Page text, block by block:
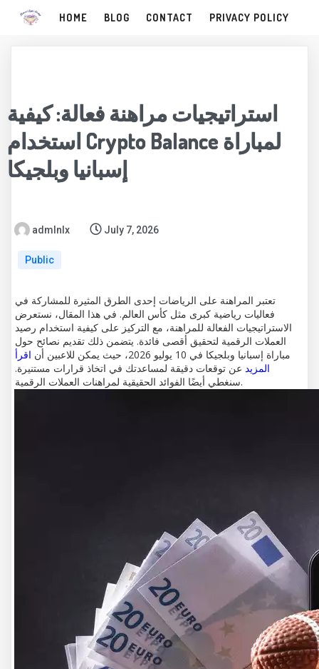
HOME BLOG CONTACT PRIVACY POLICY
استراتيجيات مراهنة فعالة: كيفية
استخدام Crypto Balance لمباراة
إسبانيا وبلجيكا
admlnlx July 7, 2026
Public
تعتبر المراهنة على الرياضات إحدى الطرق المثيرة للمشاركة في
فعاليات رياضية كبرى مثل كأس العالم. في هذا المقال، نستعرض
الاستراتيجيات الفعالة للمراهنة، مع التركيز على كيفية استخدام رصيد
العملات الرقمية لتحقيق أقصى فائدة. يتضمن ذلك تقديم نصائح حول
مباراة إسبانيا وبلجيكا في 10 يوليو 2026، حيث يمكن للاعبين أن
اقرأ
المزيد عن توقعات دقيقة لمساعدتك في اتخاذ قرارات مستنيرة.
سنغطي أيضًا الفوائد الحقيقية لمراهنات العملات الرقمية.